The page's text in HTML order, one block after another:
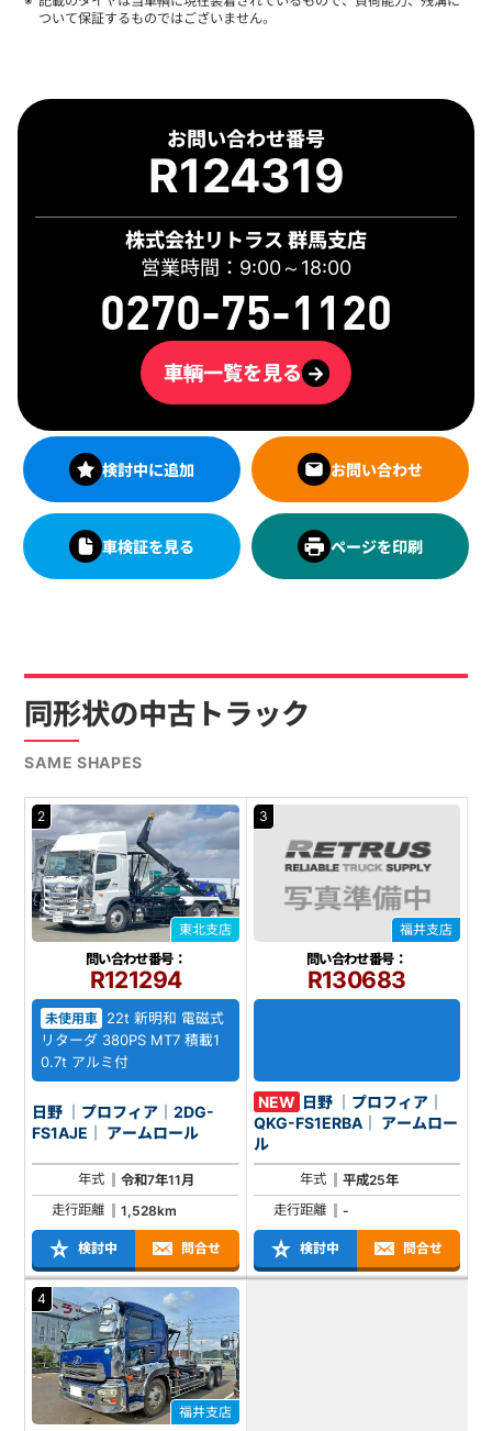
お問い合わせ番号
R124319
株式会社リトラス 群馬支店
営業時間：9:00～18:00
0270-75-1120
車輌一覧を見る →
検討中に追加 お問い合わせ
車検証を見る ページを印刷
ついて保証するものではございません。
同形状の中古トラック
SAME SHAPES
2
東北支店
問い合わせ番号：
R121294
未使用車
22t 新明和 電磁式
リターダ 380PS MT7 積載1
0.7t アルミ付
日野 ｜プロフィア｜2DG-
FS1AJE｜ アームロール
年式
令和7年11月
走行距離
1,528km
検討中 問合せ
3
福井支店
問い合わせ番号：
R130683
NEW 日野 ｜プロフィア｜
QKG-FS1ERBA｜ アームロー
ル
年式
平成25年
走行距離
-
検討中 問合せ
4
福井支店